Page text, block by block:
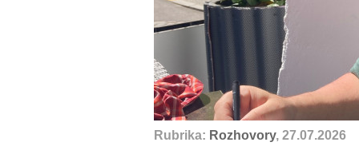
Rubrika: Rozhovory, 27.07.2026